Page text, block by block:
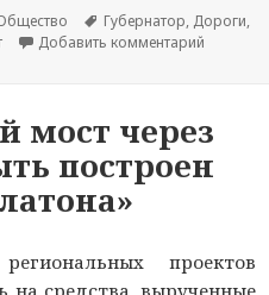
Тема
новости
Губернатор, Дороги,
Добавить комментарий
мост через
построен
проектов
на средства, вырученные